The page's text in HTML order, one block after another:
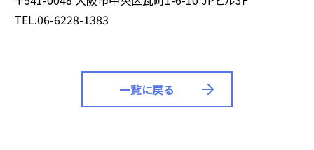
TEL.06-6228-1383
一覧に戻る